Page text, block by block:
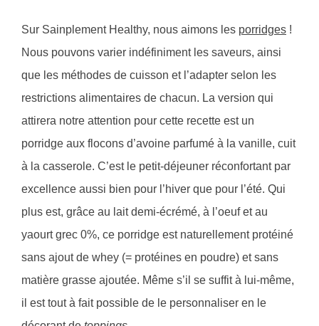
Sur Sainplement Healthy, nous aimons les porridges !
Nous pouvons varier indéfiniment les saveurs, ainsi
que les méthodes de cuisson et l’adapter selon les
restrictions alimentaires de chacun. La version qui
attirera notre attention pour cette recette est un
porridge aux flocons d’avoine parfumé à la vanille, cuit
à la casserole. C’est le petit-déjeuner réconfortant par
excellence aussi bien pour l’hiver que pour l’été. Qui
plus est, grâce au lait demi-écrémé, à l’oeuf et au
yaourt grec 0%, ce porridge est naturellement protéiné
sans ajout de whey (= protéines en poudre) et sans
matière grasse ajoutée. Même s’il se suffit à lui-même,
il est tout à fait possible de le personnaliser en le